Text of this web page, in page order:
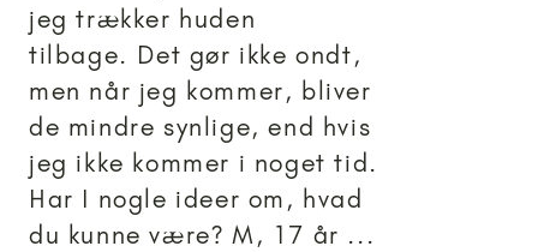
jeg trækker huden
tilbage. Det gør ikke ondt,
men når jeg kommer, bliver
de mindre synlige, end hvis
jeg ikke kommer i noget tid.
Har I nogle ideer om, hvad
du kunne være? M, 17 år ...